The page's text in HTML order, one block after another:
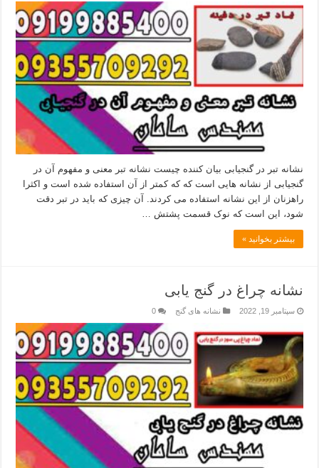
نشانه تبر در گنجیابی بیان کننده چیست نشانه تبر معنی و مفهوم آن در
گنجیابی از نشانه هایی است که که کمتر از آن استفاده شده است و اکثرا
راهزنان از این نشانه استفاده می کردند. آن چیزی که باید در تبر دقت
شود، این است که نوک قسمت پشتش …
بیشتر بخوانید »
نشانه چراغ در گنج یابی
سپتامبر 19, 2022 نشانه های گنج 0